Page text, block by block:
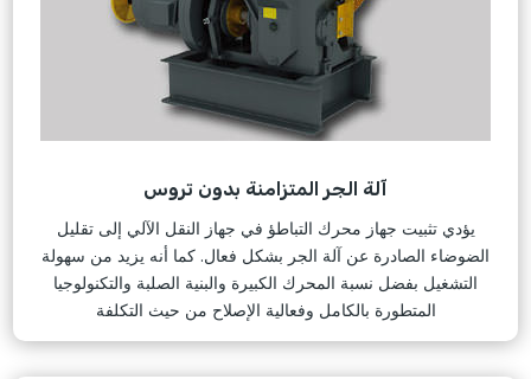
آلة الجر المتزامنة بدون تروس
يؤدي تثبيت جهاز محرك التباطؤ في جهاز النقل الآلي إلى تقليل
الضوضاء الصادرة عن آلة الجر بشكل فعال. كما أنه يزيد من سهولة
التشغيل بفضل نسبة المحرك الكبيرة والبنية الصلبة والتكنولوجيا
المتطورة بالكامل وفعالية الإصلاح من حيث التكلفة